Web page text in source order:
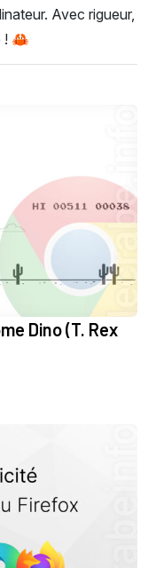
Avec rigueur,
! 🦀
Dino (T. Rex